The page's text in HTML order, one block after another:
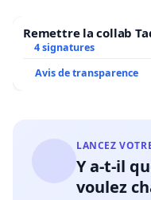
Remettre la collab
4 signatures
Avis de transparence
LANCEZ
Y a-t-il
voulez